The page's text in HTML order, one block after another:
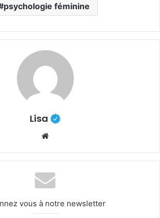
psychologie féminine
Lisa
vous à notre newsletter